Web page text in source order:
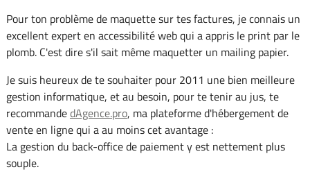
Pour ton problème de maquette sur tes factures, je connais un
excellent expert en accessibilité web qui a appris le print par le
plomb. C'est dire s'il sait même maquetter un mailing papier.
Je suis heureux de te souhaiter pour 2011 une bien meilleure
gestion informatique, et au besoin, pour te tenir au jus, te
recommandedAgence.pro, ma plateforme d'hébergement de
vente en ligne qui a au moins cet avantage :
La gestion du back-office de paiement y est nettement plus
souple.